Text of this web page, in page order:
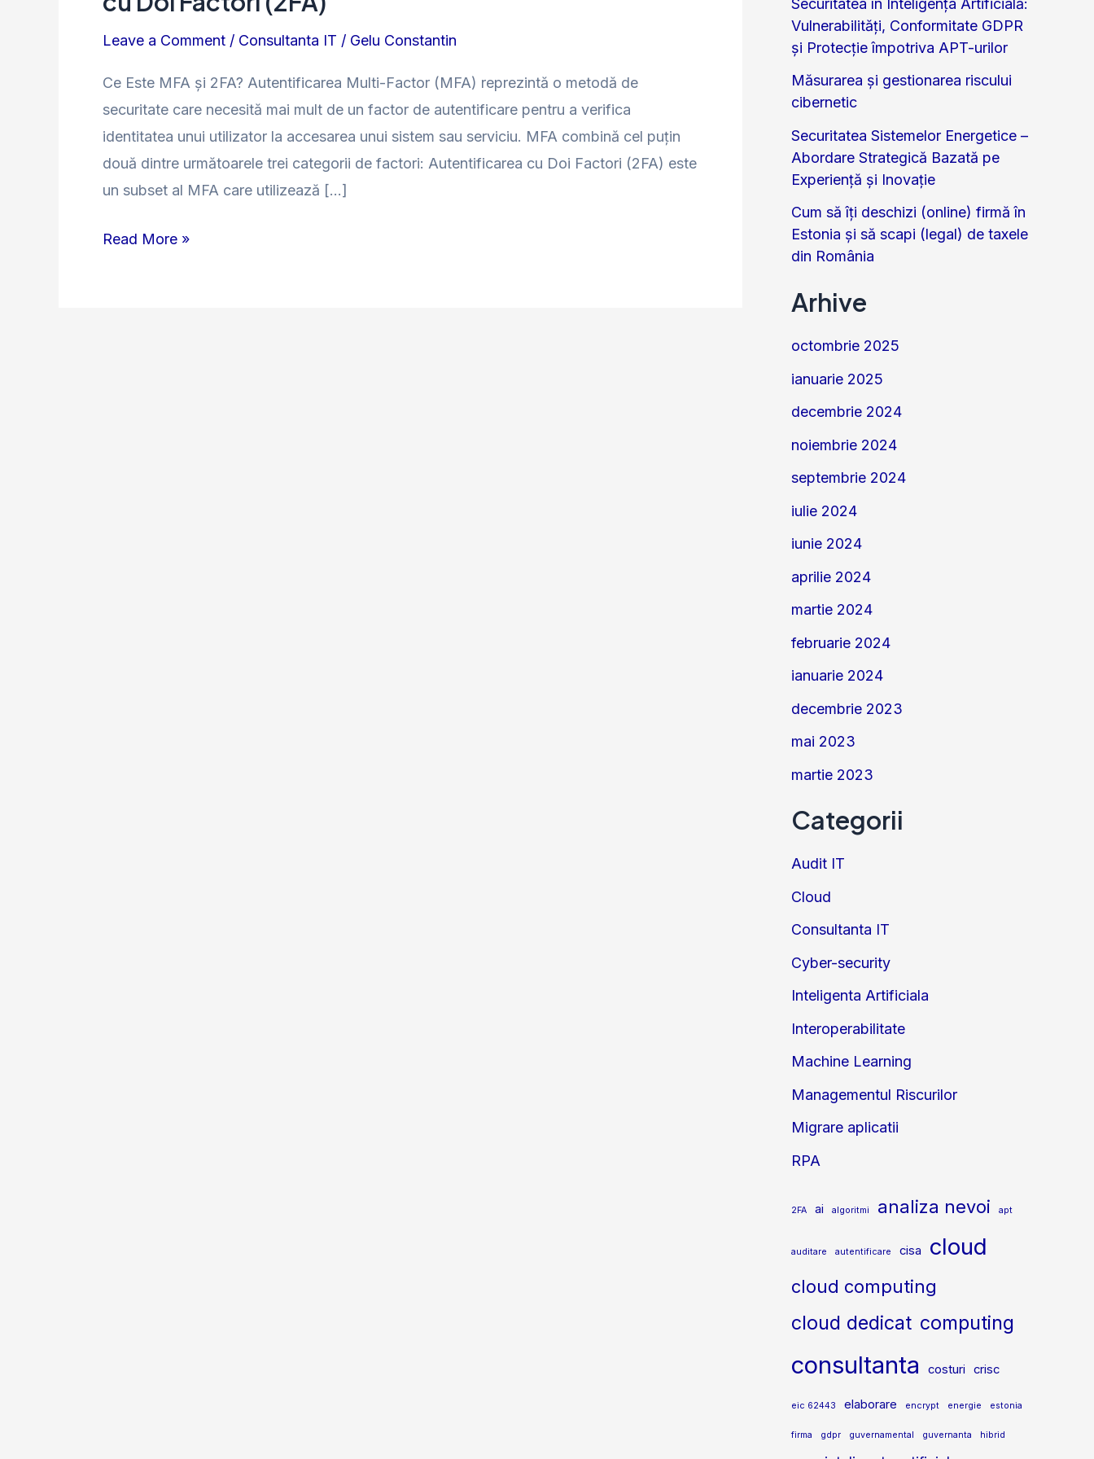
Leave a Comment / Consultanta IT / Gelu Constantin
Ce Este MFA și 2FA? Autentificarea Multi-Factor (MFA) reprezintă o metodă de
securitate care necesită mai mult de un factor de autentificare pentru a verifica
identitatea unui utilizator la accesarea unui sistem sau serviciu. MFA combină cel puțin
două dintre următoarele trei categorii de factori: Autentificarea cu Doi Factori (2FA) este
un subset al MFA care utilizează […]
(MFA)
și
Autentificarea
cu
Doi
Factori
Read More »
Vulnerabilități, Conformitate GDPR
și Protecție împotriva APT-urilor
Măsurarea și gestionarea riscului
cibernetic
Securitatea Sistemelor Energetice –
Abordare Strategică Bazată pe
Experiență și Inovație
Cum să îți deschizi (online) firmă în
Estonia și să scapi (legal) de taxele
din România
Arhive
octombrie 2025
ianuarie 2025
decembrie 2024
noiembrie 2024
septembrie 2024
iulie 2024
iunie 2024
aprilie 2024
martie 2024
februarie 2024
ianuarie 2024
decembrie 2023
mai 2023
martie 2023
Categorii
Audit IT
Cloud
Consultanta IT
Cyber-security
Inteligenta Artificiala
Interoperabilitate
Machine Learning
Managementul Riscurilor
Migrare aplicatii
RPA
2FA ai algoritmi analiza nevoi apt
auditare autentificare cisa cloud
cloud computing
cloud dedicat computing
consultanta costuri crisc
eic 62443 elaborare encrypt energie estonia
firma gdpr guvernamental guvernanta hibrid